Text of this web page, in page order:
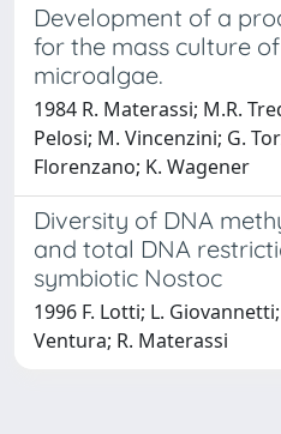
Development of a
for the mass culture
microalgae.
1984 R. Materassi; M.R.
Pelosi; M. Vincenzini; G.
Florenzano; K. Wagener
Diversity of DNA
and total DNA
symbiotic Nostoc
1996 F. Lotti; L.
Ventura; R. Materassi